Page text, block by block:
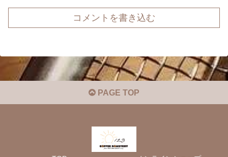
コメントを書き込む
PAGE TOP